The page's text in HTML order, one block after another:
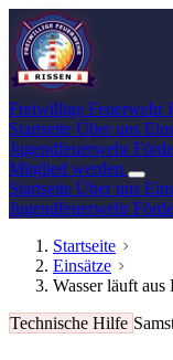
Freiwillige Feuerwehr
Startseite Über uns
Jugendfeuerwehr
Mitglied werden
Startseite Über uns
Jugendfeuerwehr
Startseite
Einsätze
Wasser läuft
Technische Hilfe